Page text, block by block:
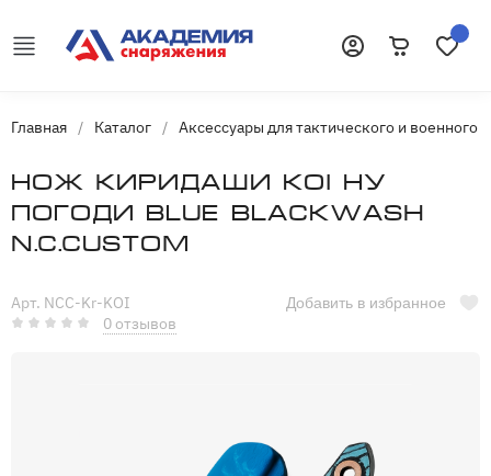
Главная / Каталог / Аксессуары для тактического и военного
Нож киридаши KOI Ну
погоди Blue Blackwash
N.C.Custom
Арт. NCC-Kr-KOI
0 отзывов
Добавить в избранное